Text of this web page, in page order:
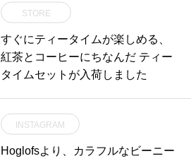
らどうぞ@haus_howell ..#margar
ethowell #wool cashmere#turtlene
ck#knit#check wool trouser#trouse
rs#calf leather boot#革靴#rib wool
es#householdgoods#leather acce
ssorys#hausmatsue #島根#松江
STORE
すぐにティータイムが楽しめる、
紅茶とコーヒーにちなんだ ティー
タイムセットが入荷しました
INSTAGRAM
Hoglofsより、カラフルなビーニー